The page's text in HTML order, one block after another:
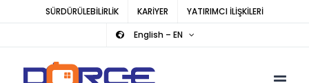
SÜRDÜRÜLEBİLİRLİK KARİYER
YATIRIMCI İLİŞKİLERİ
English – EN